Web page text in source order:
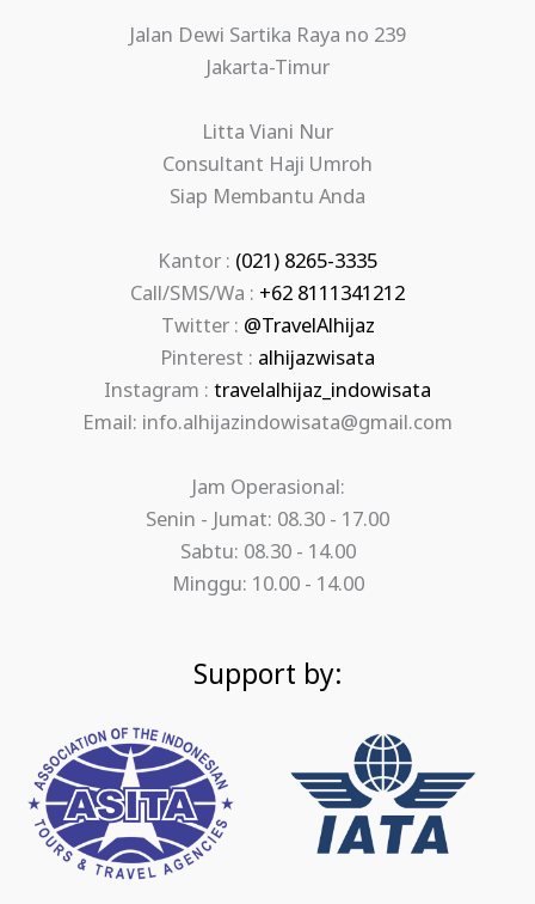
Jalan Dewi Sartika Raya no 239
Jakarta-Timur
Litta Viani Nur
Consultant Haji Umroh
Siap Membantu Anda
Kantor : (021) 8265-3335
Call/SMS/Wa : +62 8111341212
Twitter : @TravelAlhijaz
Pinterest : alhijazwisata
Instagram : travelalhijaz_indowisata
Email: info.alhijazindowisata@gmail.com
Jam Operasional:
Senin - Jumat: 08.30 - 17.00
Sabtu: 08.30 - 14.00
Minggu: 10.00 - 14.00
Support by: